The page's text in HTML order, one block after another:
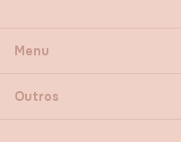
Menu
Outros